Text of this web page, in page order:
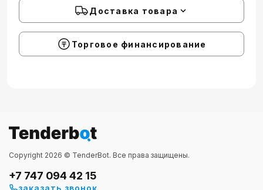
Доставка товара
Торговое финансирование
Copyright 2026 © TenderBot. Все права защищены.
+7 747 094 42 15
заказать звонок